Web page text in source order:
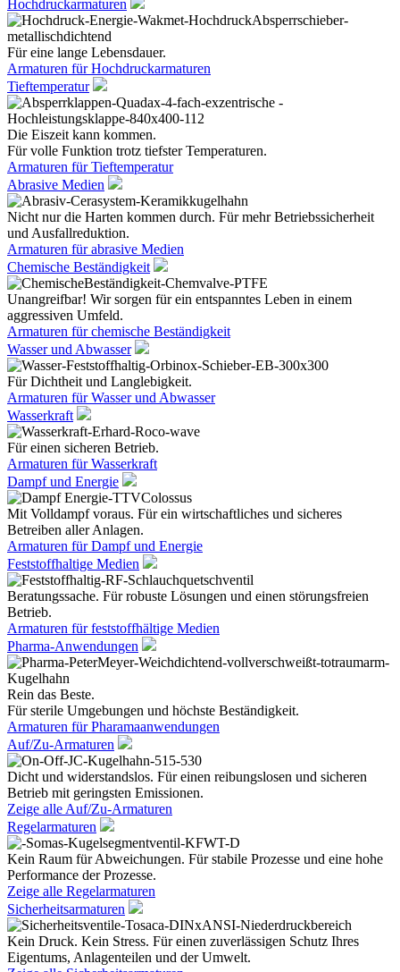
Hochdruckarmaturen
Für eine lange Lebensdauer.
Armaturen für Hochdruckarmaturen
Tieftemperatur
Die Eiszeit kann kommen.
Für volle Funktion trotz tiefster Temperaturen.
Armaturen für Tieftemperatur
Abrasive Medien
Nicht nur die Harten kommen durch. Für mehr Betriebssicherheit
und Ausfallreduktion.
Armaturen für abrasive Medien
Chemische Beständigkeit
Unangreifbar! Wir sorgen für ein entspanntes Leben in einem
aggressiven Umfeld.
Armaturen für chemische Beständigkeit
Wasser und Abwasser
Für Dichtheit und Langlebigkeit.
Armaturen für Wasser und Abwasser
Wasserkraft
Für einen sicheren Betrieb.
Armaturen für Wasserkraft
Dampf und Energie
Mit Volldampf voraus. Für ein wirtschaftliches und sicheres
Betreiben aller Anlagen.
Armaturen für Dampf und Energie
Feststoffhaltige Medien
Beratungssache. Für robuste Lösungen und einen störungsfreien
Betrieb.
Armaturen für feststoffhältige Medien
Pharma-Anwendungen
Rein das Beste.
Für sterile Umgebungen und höchste Beständigkeit.
Armaturen für Pharamaanwendungen
Auf/Zu-Armaturen
Dicht und widerstandslos. Für einen reibungslosen und sicheren
Betrieb mit geringsten Emissionen.
Zeige alle Auf/Zu-Armaturen
Regelarmaturen
Kein Raum für Abweichungen. Für stabile Prozesse und eine hohe
Performance der Prozesse.
Zeige alle Regelarmaturen
Sicherheitsarmaturen
Kein Druck. Kein Stress. Für einen zuverlässigen Schutz Ihres
Eigentums, Anlagenteilen und der Umwelt.